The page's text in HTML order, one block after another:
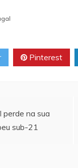
Pinterest
perde na sua
sub-21